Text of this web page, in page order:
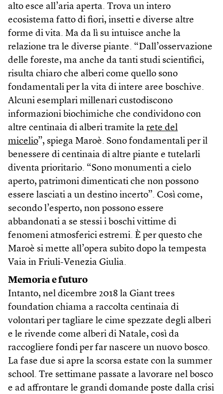
alto esce all’aria aperta. Trova un intero
ecosistema fatto di fiori, insetti e diverse altre
forme di vita. Ma da lì su intuisce anche la
relazione tra le diverse piante. “Dall’osservazione
delle foreste, ma anche da tanti studi scientifici,
risulta chiaro che alberi come quello sono
fondamentali per la vita di intere aree boschive.
Alcuni esemplari millenari custodiscono
informazioni biochimiche che condividono con
altre centinaia di alberi tramite la rete del
micelio”, spiega Maroè. Sono fondamentali per il
benessere di centinaia di altre piante e tutelarli
diventa prioritario. “Sono monumenti a cielo
aperto, patrimoni dimenticati che non possono
essere lasciati a un destino incerto”. Così come,
secondo l’esperto, non possono essere
abbandonati a se stessi i boschi vittime di
fenomeni atmosferici estremi. È per questo che
Maroè si mette all’opera subito dopo la tempesta
Vaia in Friuli-Venezia Giulia.
Memoria e futuro
Intanto, nel dicembre 2018 la Giant trees
foundation chiama a raccolta centinaia di
volontari per tagliare le cime spezzate degli alberi
e le rivende come alberi di Natale, così da
raccogliere fondi per far nascere un nuovo bosco.
La fase due si apre la scorsa estate con la summer
school. Tre settimane passate a lavorare nel bosco
e ad affrontare le grandi domande poste dalla crisi